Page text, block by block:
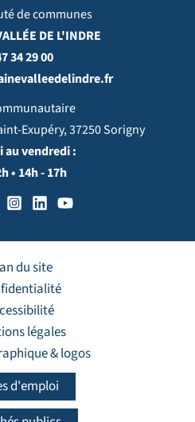
de communes
DE L'INDRE
34 29 00
Exupéry, 37250 Sorigny
au vendredi :
• 14h - 17h
du site
légales
& logos
d'emploi